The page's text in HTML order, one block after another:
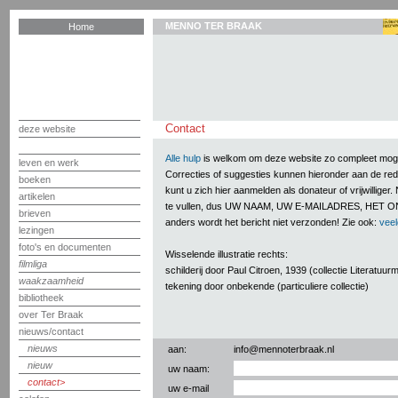
Home
deze website
leven en werk
boeken
artikelen
brieven
lezingen
foto's en documenten
filmliga
waakzaamheid
bibliotheek
over Ter Braak
nieuws/contact
nieuws
nieuw
contact
MENNO TER BRAAK
Contact
Alle hulp is welkom om deze website zo compleet
Correcties of suggesties kunnen hieronder aan de
kunt u zich hier aanmelden als donateur of vrijwilliger.
te vullen, dus UW NAAM, UW E-MAILADRES, HET
anders wordt het bericht niet verzonden! Zie ook:
Wisselende illustratie rechts:
schilderij door Paul Citroen, 1939 (collectie
tekening door onbekende (particuliere collectie)
aan:
info@mennoterbraak.nl
uw naam:
uw e-mail